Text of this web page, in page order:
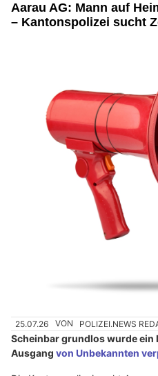
Aarau AG: Mann auf
– Kantonspolizei sucht
25.07.26 VON POLIZEI.NEWS
Scheinbar grundlos wurde ein
Ausgang von Unbekannten